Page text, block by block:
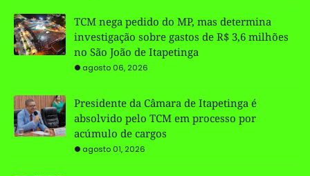
TCM nega pedido do MP, mas determina
investigação sobre gastos de R$ 3,6 milhões
no São João de Itapetinga
agosto 06, 2026
Presidente da Câmara de Itapetinga é
absolvido pelo TCM em processo por
acúmulo de cargos
agosto 01, 2026